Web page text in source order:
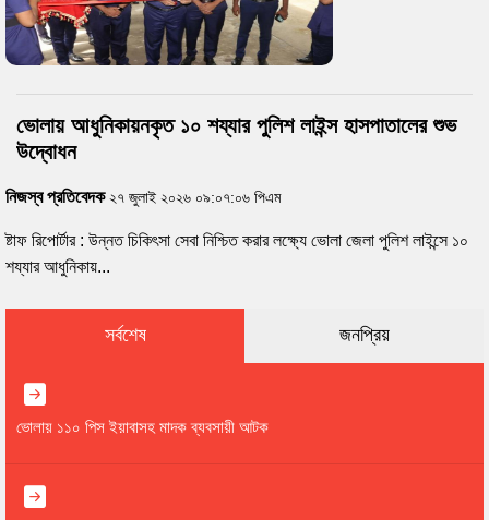
ভোলায় আধুনিকায়নকৃত ১০ শয্যার পুলিশ লাইন্স হাসপাতালের শুভ
উদ্বোধন
নিজস্ব প্রতিবেদক ২৭ জুলাই ২০২৬ ০৯:০৭:০৬ পিএম
ষ্টাফ রিপোর্টার : উন্নত চিকিৎসা সেবা নিশ্চিত করার লক্ষ্যে ভোলা জেলা পুলিশ লাইন্সে ১০
শয্যার আধুনিকায়...
সর্বশেষ জনপ্রিয়
ভোলায় ১১০ পিস ইয়াবাসহ মাদক ব্যবসায়ী আটক